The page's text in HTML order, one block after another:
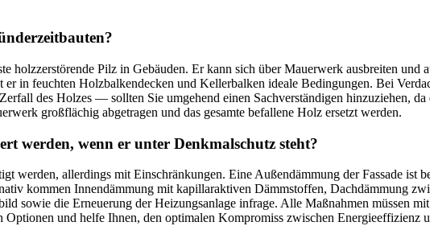
holzzerstörende Pilz in Gebäuden. Er kann sich über Mauerwerk ausbreiten und
er in feuchten Holzbalkendecken und Kellerbalken ideale Bedingungen. Bei
des Holzes — sollten Sie umgehend einen Sachverständigen hinzuziehen,
großflächig abgetragen und das gesamte befallene Holz ersetzt werden.
werden, wenn er unter Denkmalschutz steht?
werden, allerdings mit Einschränkungen. Eine Außendämmung der Fassade ist
kommen Innendämmung mit kapillaraktiven Dämmstoffen, Dachdämmung
sowie die Erneuerung der Heizungsanlage infrage. Alle Maßnahmen müssen
Optionen und helfe Ihnen, den optimalen Kompromiss zwischen Energieeffizienz